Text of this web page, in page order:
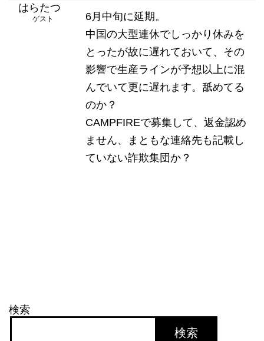
はらたつ
ゲスト
6月中旬に延期。
中国の大型連休でしっかり休みを
とったが故に遅れておいて、その
影響で生産ラインが予想以上に混
んでいて更に遅れます。舐めてる
のか？
CAMPFIREで募集して、返金認め
ません、まともな連絡先も記載し
ていない詐欺集団か？
検索
検索